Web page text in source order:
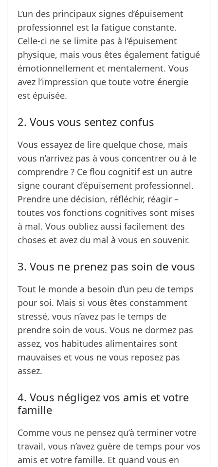
L’un des principaux signes d’épuisement
professionnel est la fatigue constante.
Celle-ci ne se limite pas à l’épuisement
physique, mais vous êtes également fatigué
émotionnellement et mentalement. Vous
avez l’impression que toute votre énergie
est épuisée.
2. Vous vous sentez confus
Vous essayez de lire quelque chose, mais
vous n’arrivez pas à vous concentrer ou à le
comprendre ? Ce flou cognitif est un autre
signe courant d’épuisement professionnel.
Prendre une décision, réfléchir, réagir –
toutes vos fonctions cognitives sont mises
à mal. Vous oubliez aussi facilement des
choses et avez du mal à vous en souvenir.
3. Vous ne prenez pas soin de vous
Tout le monde a besoin d’un peu de temps
pour soi. Mais si vous êtes constamment
stressé, vous n’avez pas le temps de
prendre soin de vous. Vous ne dormez pas
assez, vos habitudes alimentaires sont
mauvaises et vous ne vous reposez pas
assez.
4. Vous négligez vos amis et votre
famille
Comme vous ne pensez qu’à terminer votre
travail, vous n’avez guère de temps pour vos
amis et votre famille. Et quand vous en